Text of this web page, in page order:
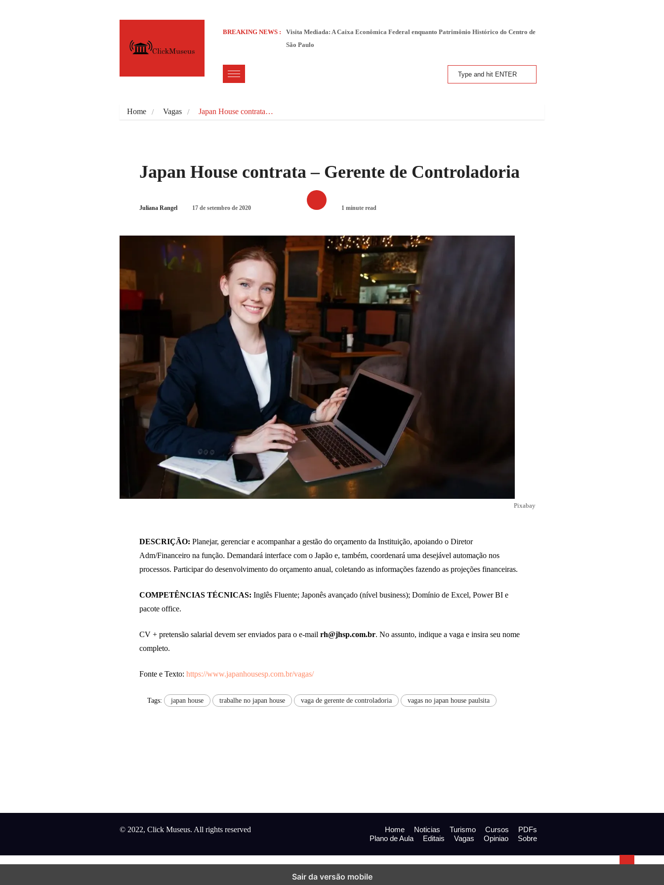
BREAKING NEWS :
Visita Mediada: A Caixa Econômica Federal enquanto Patrimônio Histórico do Centro de
São Paulo
Home Vagas Japan House contrata…
Japan House contrata – Gerente de Controladoria
Juliana Rangel 17 de setembro de 2020 1 minute read
Pixabay
DESCRIÇÃO: Planejar, gerenciar e acompanhar a gestão do orçamento da Instituição, apoiando o Diretor
Adm/Financeiro na função. Demandará interface com o Japão e, também, coordenará uma desejável automação nos
processos. Participar do desenvolvimento do orçamento anual, coletando as informações fazendo as projeções financeiras.
COMPETÊNCIAS TÉCNICAS: Inglês Fluente; Japonês avançado (nível business); Domínio de Excel, Power BI e
pacote office.
CV + pretensão salarial devem ser enviados para o e-mail rh@jhsp.com.br. No assunto, indique a vaga e insira seu nome
completo.
Fonte e Texto: https://www.japanhousesp.com.br/vagas/
Tags: japan house trabalhe no japan house vaga de gerente de controladoria vagas no japan house paulsita
© 2022, Click Museus. All rights reserved Home Noticias Turismo Cursos
PDFs
Plano de Aula
Editais Vagas Opiniao Sobre
Sair da versão mobile